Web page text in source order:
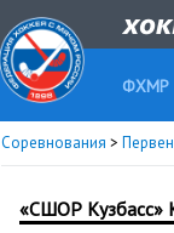
ФХМР
Соревнования >
«СШОР Кузбасс»